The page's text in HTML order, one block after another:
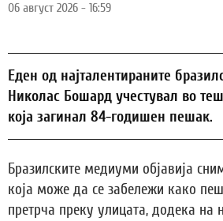
06 август 2026 - 16:59
Еден од најталентираните
Николас Бошард учестувал во
која загинал 84-годишен пешак.
Бразилските медиуми објавија
која може да се забележи како
претрча преку улицата, додека на